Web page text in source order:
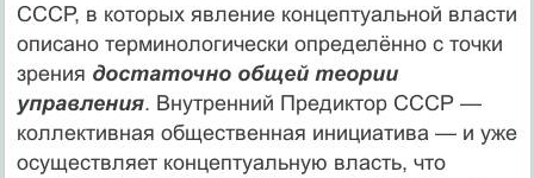
СССР, в которых явление концептуальной власти
описано терминологически определённо с точки
зрения достаточно общей теории
управления. Внутренний Предиктор СССР —
коллективная общественная инициатива — и уже
осуществляет концептуальную власть, что